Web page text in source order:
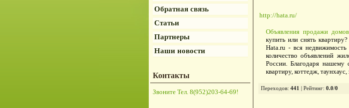
Обратная связь
Статьи
Партнеры
Наши новости
Контакты
Звоните Тел. 8(952)203-64-69!
http://hata.ru/
Объявления продажи
купить или снять
Hata.ru - вся
количество объявлений
России. Благодаря
квартиру, коттедж,
Переходов: 441 Рейтинг: 0.0/0